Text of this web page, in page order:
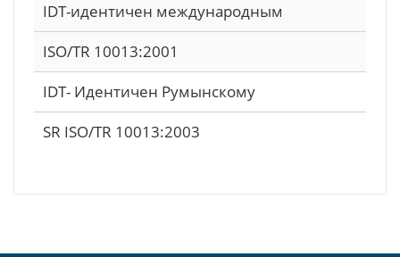
IDT-идентичен международным
ISO/TR 10013:2001
IDT- Идентичен Румынскому
SR ISO/TR 10013:2003